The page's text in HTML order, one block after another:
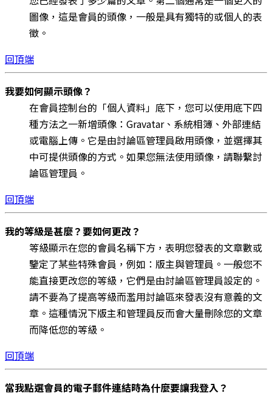
圖像，這是會員的頭像，一般是具有獨特的或個人的表
徵。
回頂端
我要如何顯示頭像？
在會員控制台的「個人資料」底下，您可以使用底下四
種方法之一新增頭像：Gravatar、系統相簿、外部連結
或電腦上傳。它是由討論區管理員啟用頭像，並選擇其
中可提供頭像的方式。如果您無法使用頭像，請聯繫討
論區管理員。
回頂端
我的等級是甚麼？要如何更改？
等級顯示在您的會員名稱下方，表明您發表的文章數或
鑒定了某些特殊會員，例如：版主與管理員。一般您不
能直接更改您的等級，它們是由討論區管理員設定的。
請不要為了提高等級而濫用討論區來發表沒有意義的文
章。這種情況下版主和管理員反而會大量刪除您的文章
而降低您的等級。
回頂端
當我點選會員的電子郵件連結時為什麼要讓我登入？